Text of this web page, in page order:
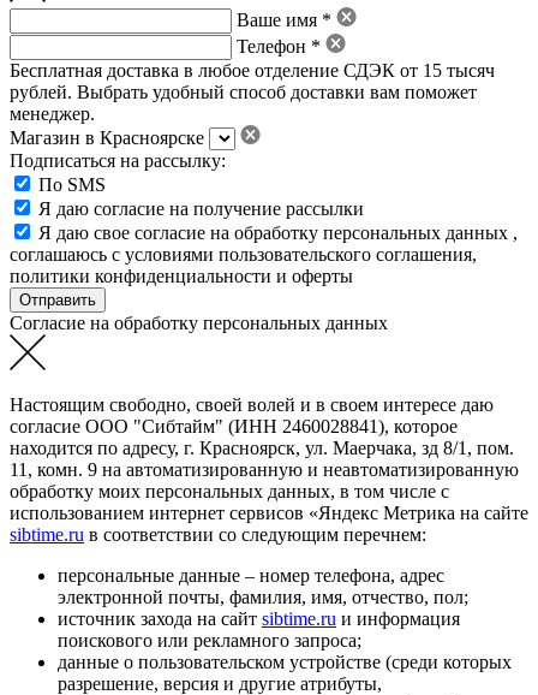
Ваше имя *
Телефон *
Бесплатная доставка в любое отделение СДЭК от 15 тысяч
рублей. Выбрать удобный способ доставки вам поможет
менеджер.
Магазин в Красноярске
Подписаться на рассылку:
По SMS
Я даю согласие на получение рассылки
Я даю свое согласие на обработку персональных данных ,
соглашаюсь с условиями пользовательского соглашения,
политики конфиденциальности и оферты
Согласие на обработку персональных данных
Настоящим свободно, своей волей и в своем интересе даю
согласие ООО "Сибтайм" (ИНН 2460028841), которое
находится по адресу, г. Красноярск, ул. Маерчака, зд 8/1, пом.
11, комн. 9 на автоматизированную и неавтоматизированную
обработку моих персональных данных, в том числе с
использованием интернет сервисов «Яндекс Метрика на сайте
sibtime.ru в соответствии со следующим перечнем:
персональные данные – номер телефона, адрес
электронной почты, фамилия, имя, отчество, пол;
источник захода на сайт sibtime.ru и информация
поискового или рекламного запроса;
данные о пользовательском устройстве (среди которых
разрешение, версия и другие атрибуты,